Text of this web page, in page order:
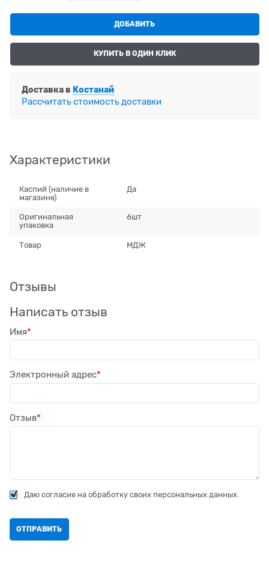
ДОБАВИТЬ
КУПИТЬ В ОДИН КЛИК
Доставка в Костанай
Рассчитать стоимость доставки
Характеристики
Каспий (наличие в
магазине)
Да
Оригинальная
упаковка
6шт
Товар МДЖ
Отзывы
Написать отзыв
Имя
Электронный адрес
Отзыв
Даю согласие на обработку своих персональных данных.